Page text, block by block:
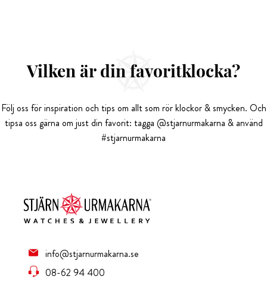
Vilken är din favoritklocka?
Följ oss för inspiration och tips om allt som rör klockor & smycken. Och
tipsa oss gärna om just din favorit: tagga @stjarnurmakarna & använd
#stjarnurmakarna
info@stjarnurmakarna.se
08-62 94 400